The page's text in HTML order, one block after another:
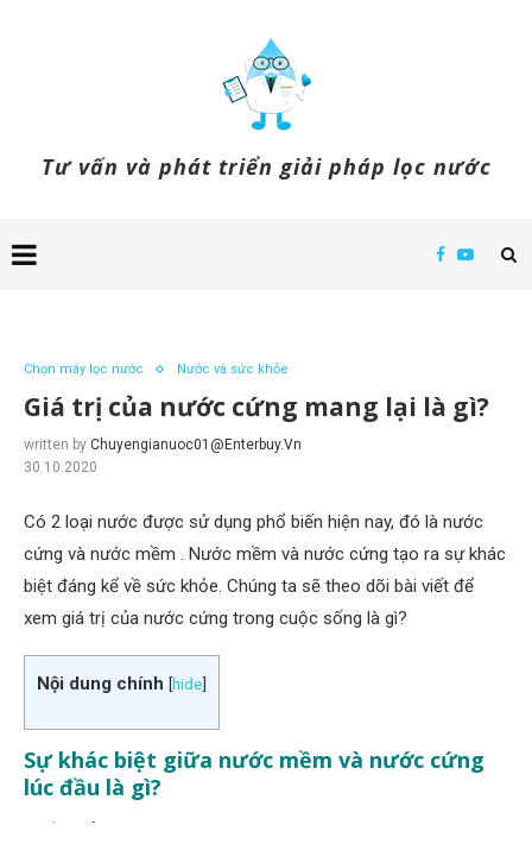
Tư vấn và phát triển giải pháp lọc nước
Chọn máy lọc nước Nước và sức khỏe
Giá trị của nước cứng mang lại là gì?
written by Chuyengianuoc01@enterbuy.vn
30.10.2020
Có 2 loại nước được sử dụng phổ biến hiện nay, đó là nước
cứng và nước mềm . Nước mềm và nước cứng tạo ra sự khác
biệt đáng kể về sức khỏe. Chúng ta sẽ theo dõi bài viết để
xem giá trị của nước cứng trong cuộc sống là gì?
Nội dung chính [hide]
Sự khác biệt giữa nước mềm và nước cứng
lúc đầu là gì?